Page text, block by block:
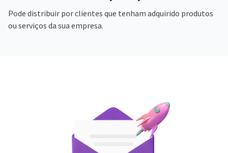
Pode distribuir por clientes que tenham adquirido produtos
ou serviços da sua empresa.